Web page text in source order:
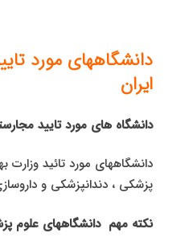
دانشگاههای مورد
ایران
دانشگاه های مورد تایید
دانشگاههای مورد تائید
پزشكی ، دندانپزشكی و
نكته مهم دانشگاههای علوم